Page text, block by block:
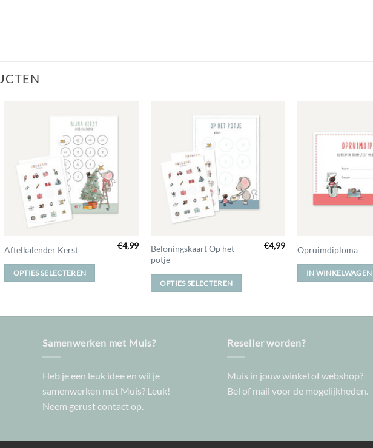
Toevoegen
aan
verlanglijst
Aftelkalender Kerst €4,99
OPTIES SELECTEREN
Dit
product
heeft
Deze
Beloningskaart Op het
potje
€4,99
OPTIES SELECTEREN
Dit
product
heeft
meerdere
Deze
kan
worden
op
Opruimdiploma
IN WINKELWAGEN
Samenwerken met Muis?
Heb je een leuk idee en wil je
samenwerken met Muis? Leuk!
Neem gerust contact op.
Reseller worden?
Muis in jouw winkel of webshop?
Bel of mail voor de mogelijkheden.